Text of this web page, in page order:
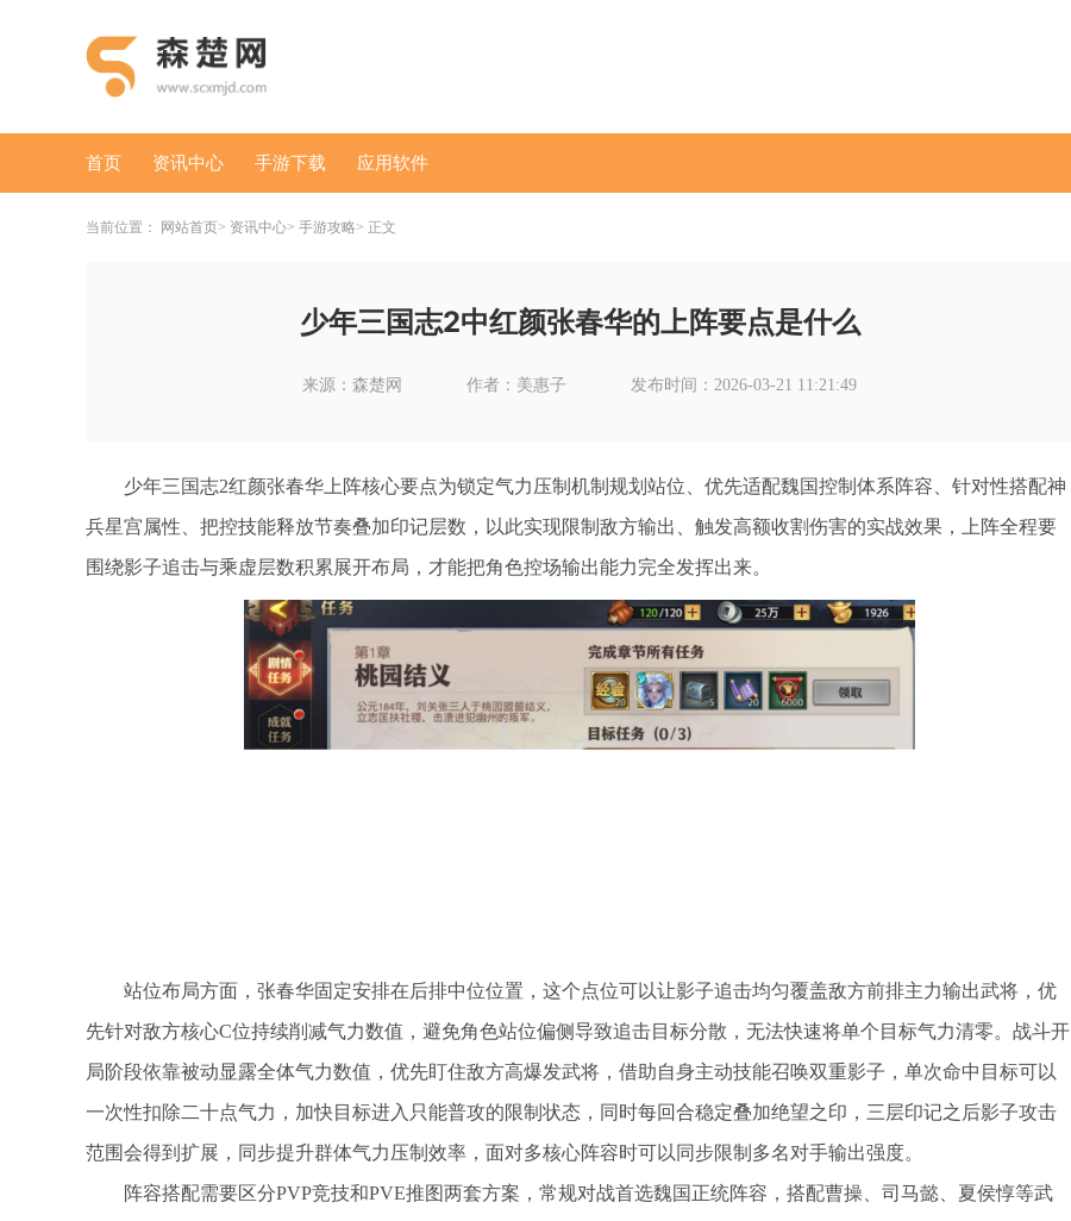
首页 资讯中心 手游下载 应用软件
当前位置： 网站首页 资讯中心 手游攻略 正文
少年三国志2中红颜张春华的上阵要点是什么
来源：森楚网 作者：美惠子 发布时间：2026-03-21 11:21:49
少年三国志2红颜张春华上阵核心要点为锁定气力压制机制规划站位、优先适配魏国控制体系阵容、针对性搭配神
兵星宫属性、把控技能释放节奏叠加印记层数，以此实现限制敌方输出、触发高额收割伤害的实战效果，上阵全程要
围绕影子追击与乘虚层数积累展开布局，才能把角色控场输出能力完全发挥出来。
站位布局方面，张春华固定安排在后排中位位置，这个点位可以让影子追击均匀覆盖敌方前排主力输出武将，优
先针对敌方核心C位持续削减气力数值，避免角色站位偏侧导致追击目标分散，无法快速将单个目标气力清零。战斗开
局阶段依靠被动显露全体气力数值，优先盯住敌方高爆发武将，借助自身主动技能召唤双重影子，单次命中目标可以
一次性扣除二十点气力，加快目标进入只能普攻的限制状态，同时每回合稳定叠加绝望之印，三层印记之后影子攻击
范围会得到扩展，同步提升群体气力压制效率，面对多核心阵容时可以同步限制多名对手输出强度。
阵容搭配需要区分PVP竞技和PVE推图两套方案，常规对战首选魏国正统阵容，搭配曹操、司马懿、夏侯惇等武